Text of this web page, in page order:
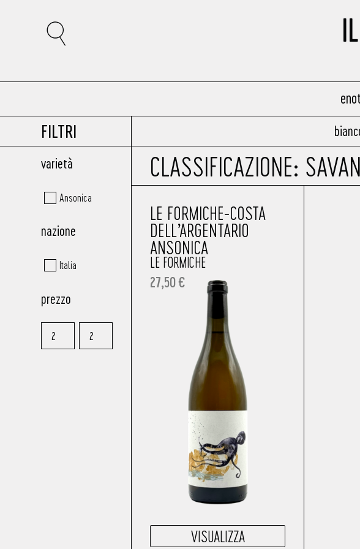
FILTRI
varietà
Ansonica
nazione
Italia
prezzo
CLASSIFICAZIONE:
LE FORMICHE-COSTA
DELL’ARGENTARIO
ANSONICA
LE FORMICHE
27,50€
VISUALIZZA